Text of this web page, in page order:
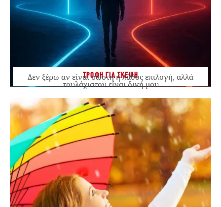
ΤΡΟΦΗ ΓΙΑ ΣΚΕΨΗ
Δεν ξέρω αν είναι σωστή ή λάθος επιλογή, αλλά
τουλάχιστον είναι δική μου